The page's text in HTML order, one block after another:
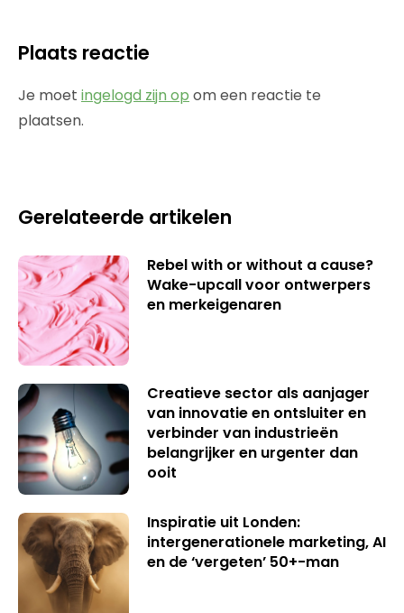
Plaats reactie
Je moet ingelogd zijn op om een reactie te
plaatsen.
Gerelateerde artikelen
Rebel with or without a cause?
Wake-upcall voor ontwerpers
en merkeigenaren
Creatieve sector als aanjager
van innovatie en ontsluiter en
verbinder van industrieën
belangrijker en urgenter dan
ooit
Inspiratie uit Londen:
intergenerationele marketing, AI
en de ‘vergeten’ 50+-man